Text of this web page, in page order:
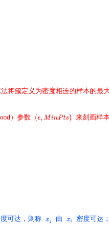
将簇定义为密度相连的样本的最
）参数 来刻画样
可达，则称 由 密度可达；